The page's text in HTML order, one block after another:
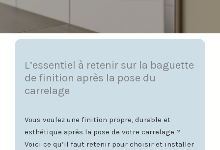
L’essentiel à retenir sur la baguette
de finition après la pose du
carrelage
Vous voulez une finition propre, durable et
esthétique après la pose de votre carrelage ?
Voici ce qu’il faut retenir pour choisir et installer